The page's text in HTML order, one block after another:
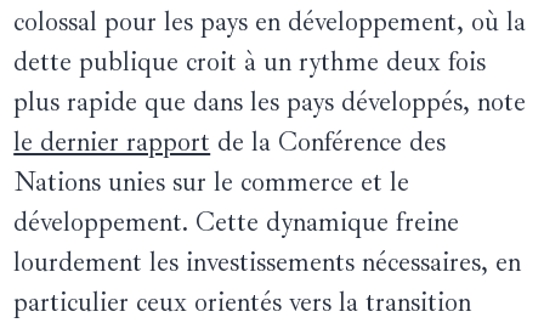
colossal pour les pays en développement, où la
dette publique croit à un rythme deux fois
plus rapide que dans les pays développés, note
le dernier rapport de la Conférence des
Nations unies sur le commerce et le
développement. Cette dynamique freine
lourdement les investissements nécessaires, en
particulier ceux orientés vers la transition